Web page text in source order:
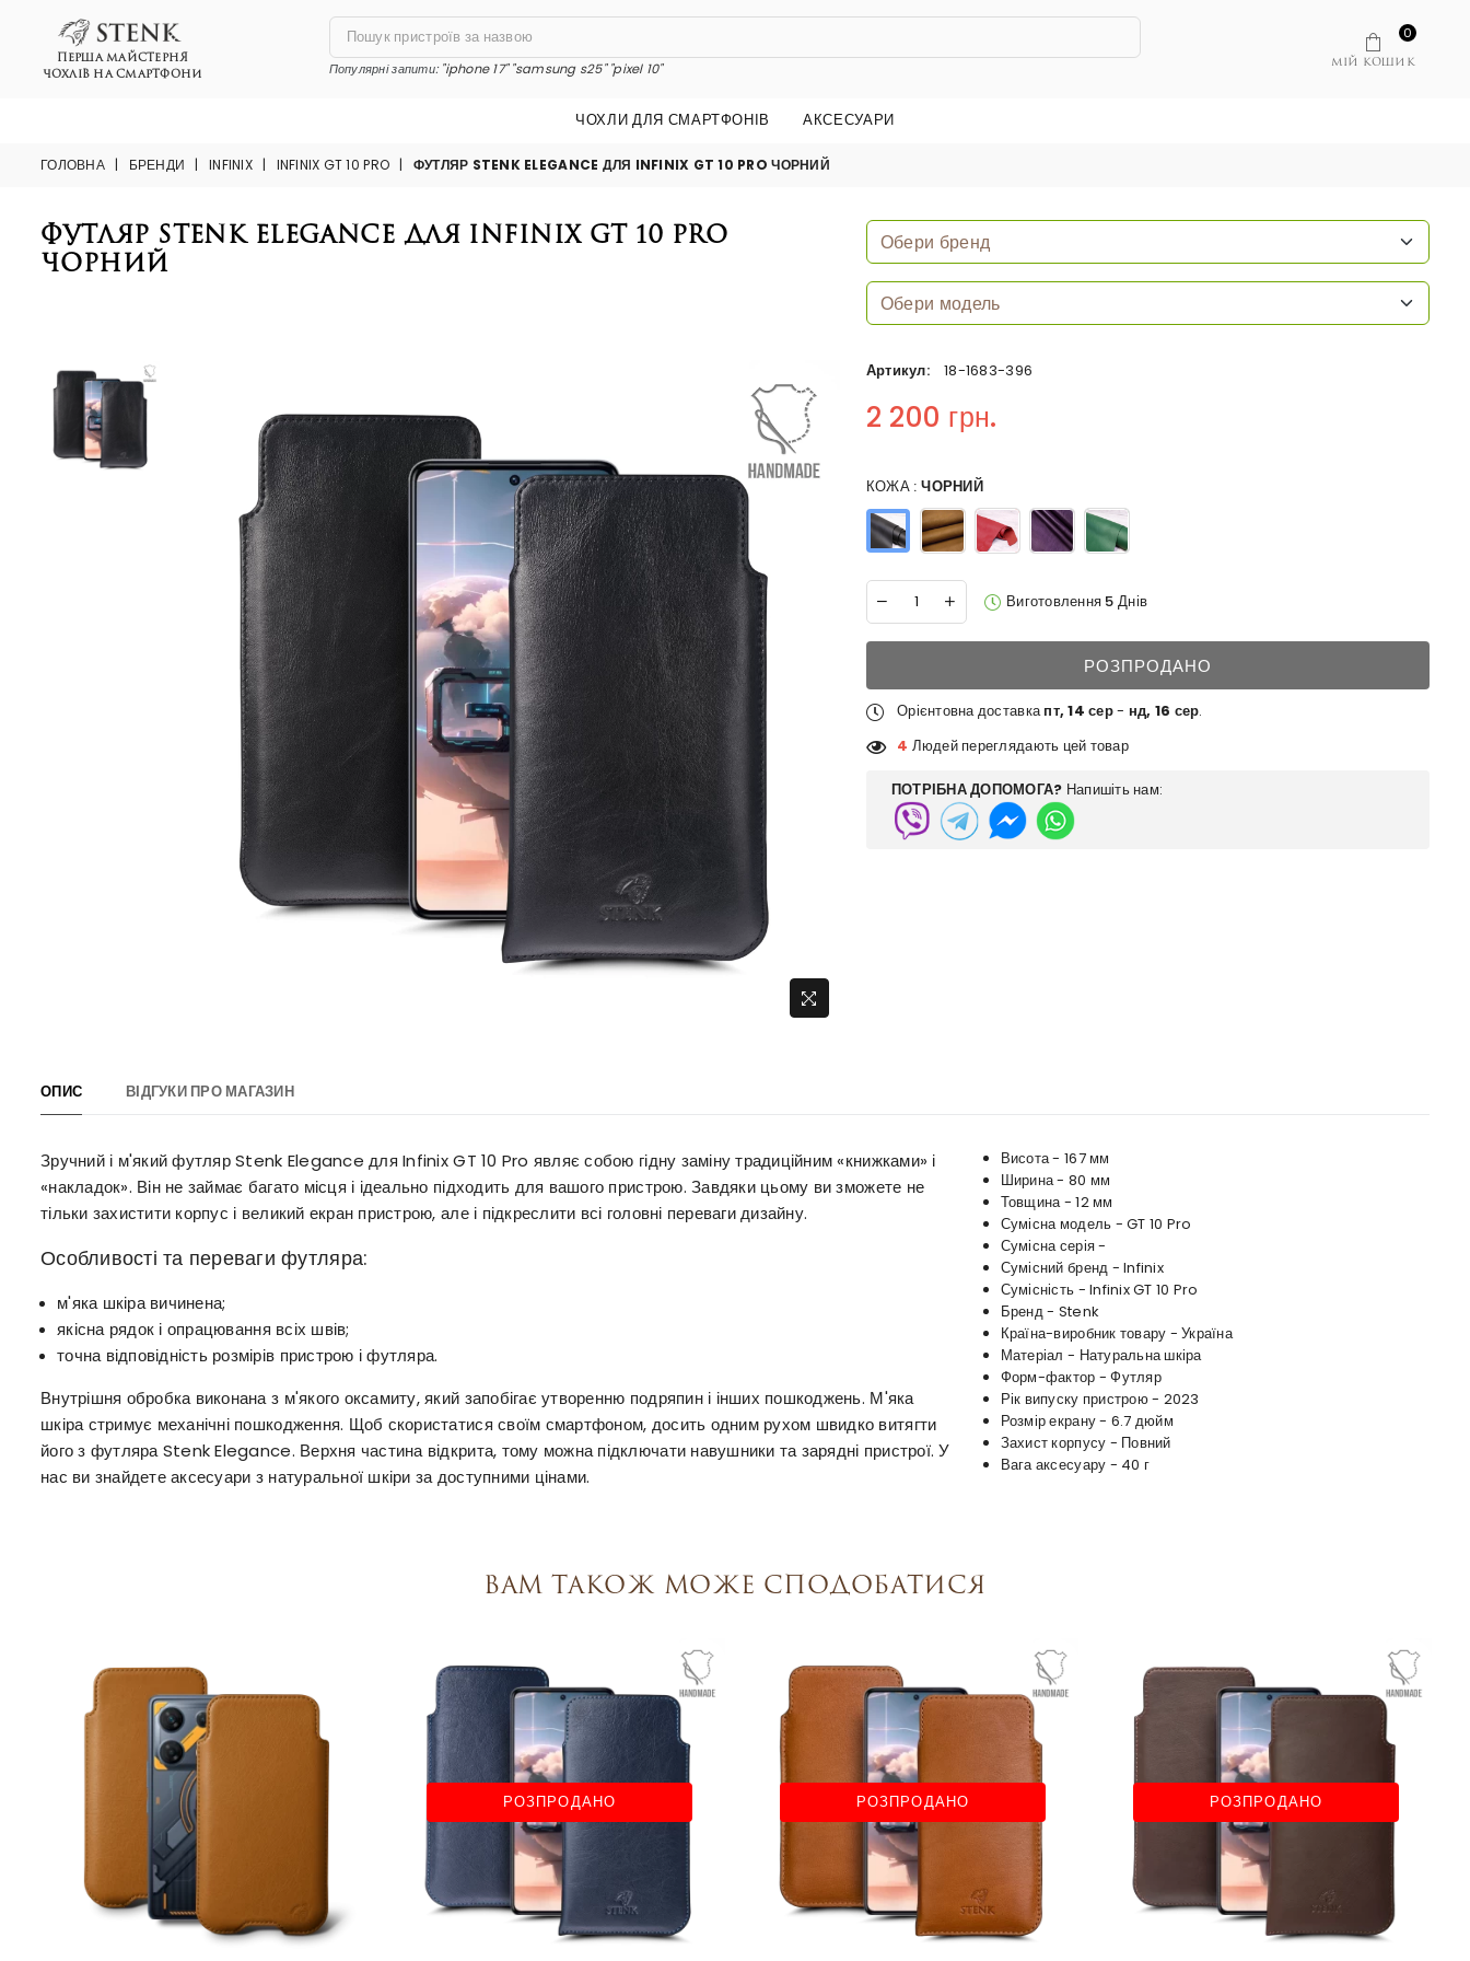
ПЕРША МАЙСТЕРНЯ
ЧОХЛІВ НА СМАРТФОНИ
Популярні запити:"iphone 17" "samsung s25" "pixel 10" МІЙ КОШИК
0
ЧОХЛИ ДЛЯ СМАРТФОНІВ АКСЕСУАРИ
ГОЛОВНА | БРЕНДИ | INFINIX | INFINIX GT 10 PRO | ФУТЛЯР STENK ELEGANCE ДЛЯ INFINIX GT 10 PRO ЧОРНИЙ
Футляр Stenk Elegance для Infinix GT 10 Pro
Чорний
Артикул: 18-1683-396
Regular price
2 200 грн.
КОЖА : ЧОРНИЙ
Виготовлення 5 Днів
РОЗПРОДАНО
Орієнтовна доставкапт, 14 сер- нд, 16 сер.
4 Людей переглядають цей товар
ПОТРІБНА ДОПОМОГА? Напишіть нам:
ОПИС ВІДГУКИ ПРО МАГАЗИН
Зручний і м'який футляр Stenk Elegance для Infinix GT 10 Pro являє собою гідну заміну традиційним «книжками» і
«накладок». Він не займає багато місця і ідеально підходить для вашого пристрою. Завдяки цьому ви зможете не
тільки захистити корпус і великий екран пристрою, але і підкреслити всі головні переваги дизайну.
Особливості та переваги футляра:
м'яка шкіра вичинена;
якісна рядок і опрацювання всіх швів;
точна відповідність розмірів пристрою і футляра.
Внутрішня обробка виконана з м'якого оксамиту, який запобігає утворенню подряпин і інших пошкоджень. М'яка
шкіра стримує механічні пошкодження. Щоб скористатися своїм смартфоном, досить одним рухом швидко витягти
його з футляра Stenk Elegance. Верхня частина відкрита, тому можна підключати навушники та зарядні пристрої. У
нас ви знайдете аксесуари з натуральної шкіри за доступними цінами.
Висота - 167 мм
Ширина - 80 мм
Товщина - 12 мм
Сумісна модель - GT 10 Pro
Сумісна серія -
Сумісний бренд - Infinix
Сумісність - Infinix GT 10 Pro
Бренд - Stenk
Країна-виробник товару - Україна
Матеріал - Натуральна шкіра
Форм-фактор - Футляр
Рік випуску пристрою - 2023
Розмір екрану - 6.7 дюйм
Захист корпусу - Повний
Вага аксесуару - 40 г
Вам також може сподобатися
РОЗПРОДАНО РОЗПРОДАНО РОЗПРОДАНО